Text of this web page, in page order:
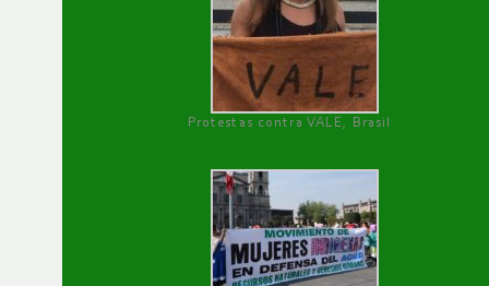
Protestas contra VALE, Brasil